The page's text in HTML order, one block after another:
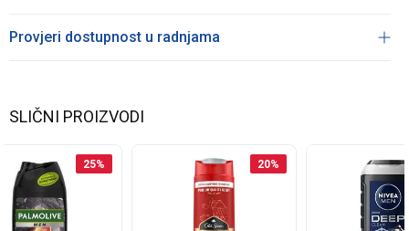
Provjeri dostupnost u radnjama
SLIČNI PROIZVODI
25% 20%